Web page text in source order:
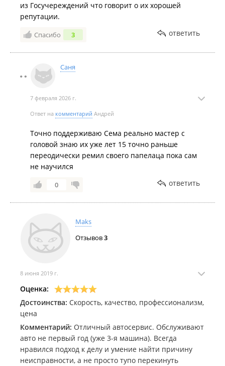
из Госучереждений что говорит о их хорошей
репутации.
Спасибо 3 ответить
Саня
7 февраля 2026 г.
Ответ на комментарий Андрей
Точно поддерживаю Сема реально мастер с
головой знаю их уже лет 15 точно раньше
переодически ремил своего папелаца пока сам
не научился
0 ответить
Maks
Отзывов3
8 июня 2019 г.
Оценка:
Достоинства: Скорость, качество, профессионализм,
цена
Комментарий: Отличный автосервис. Обслуживают
авто не первый год (уже 3-я машина). Всегда
нравился подход к делу и умение найти причину
неисправности, а не просто тупо перекинуть